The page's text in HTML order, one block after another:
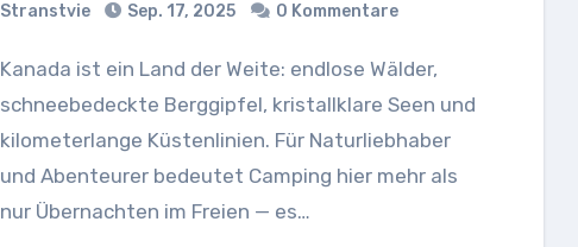
Stranstvie Sep. 17, 2025 0 Kommentare
Kanada ist ein Land der Weite: endlose Wälder,
schneebedeckte Berggipfel, kristallklare Seen und
kilometerlange Küstenlinien. Für Naturliebhaber
und Abenteurer bedeutet Camping hier mehr als
nur Übernachten im Freien — es…